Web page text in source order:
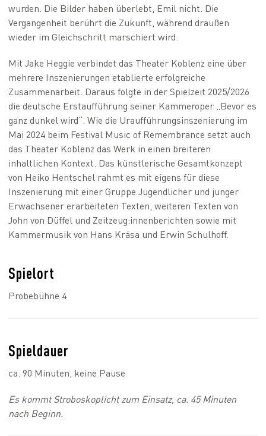
wurden. Die Bilder haben überlebt, Emil nicht. Die
Vergangenheit berührt die Zukunft, während draußen
wieder im Gleichschritt marschiert wird.
Mit Jake Heggie verbindet das Theater Koblenz eine über
mehrere Inszenierungen etablierte erfolgreiche
Zusammenarbeit. Daraus folgte in der Spielzeit 2025/2026
die deutsche Erstaufführung seiner Kammeroper „Bevor es
ganz dunkel wird“. Wie die Uraufführungsinszenierung im
Mai 2024 beim Festival Music of Remembrance setzt auch
das Theater Koblenz das Werk in einen breiteren
inhaltlichen Kontext. Das künstlerische Gesamtkonzept
von Heiko Hentschel rahmt es mit eigens für diese
Inszenierung mit einer Gruppe Jugendlicher und junger
Erwachsener erarbeiteten Texten, weiteren Texten von
John von Düffel und Zeitzeug:innenberichten sowie mit
Kammermusik von Hans Krása und Erwin Schulhoff.
Spielort
Probebühne 4
Spieldauer
ca. 90 Minuten, keine Pause
Es kommt Stroboskoplicht zum Einsatz, ca. 45 Minuten
nach Beginn.